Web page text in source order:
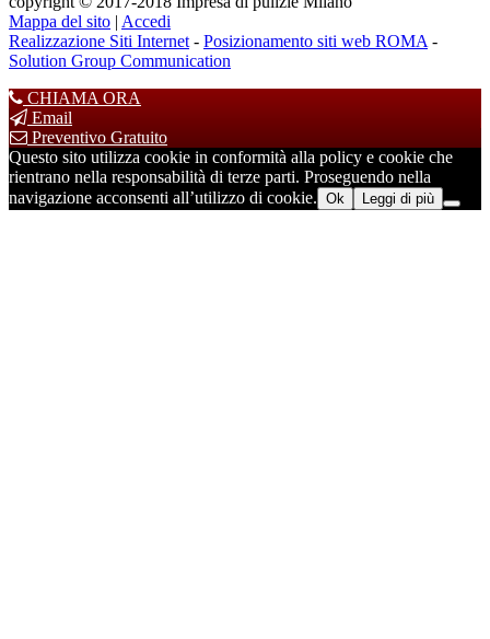
Mappa del sito | Accedi
Realizzazione Siti Internet - Posizionamento siti web ROMA -
Solution Group Communication
CHIAMA ORA
Email
Preventivo Gratuito
Questo sito utilizza cookie in conformità alla policy e cookie che
rientrano nella responsabilità di terze parti. Proseguendo nella
navigazione acconsenti all’utilizzo di cookie. Ok Leggi di più